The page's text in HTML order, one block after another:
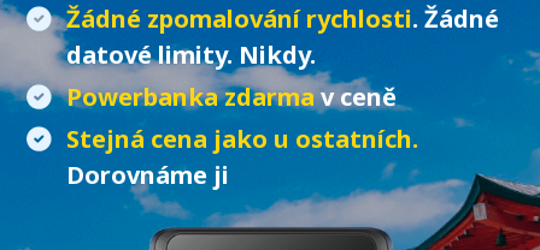
Žádné zpomalování rychlosti. Žádné
datové limity. Nikdy.
Powerbanka zdarmav ceně
Stejná cena jako u ostatních.
Dorovnáme ji